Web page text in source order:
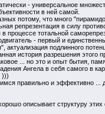
- универсальное
в ней самой.
потому, что много
репрезентация в силу
в процессе тотальной
- первый и
подлинного
история разрешения этого
... но это и опыт бытия,
Ангела в себя самого в
)))
правильно и эффективно ...
описывает структуру